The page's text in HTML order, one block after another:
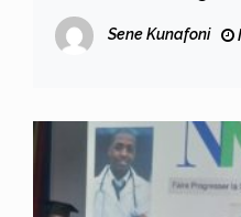
end du week-end
Sene Kunafoni